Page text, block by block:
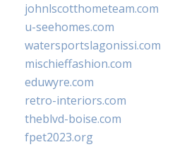
johnlscotthometeam.com
u-seehomes.com
watersportslagonissi.com
mischieffashion.com
eduwyre.com
retro-interiors.com
theblvd-boise.com
fpet2023.org